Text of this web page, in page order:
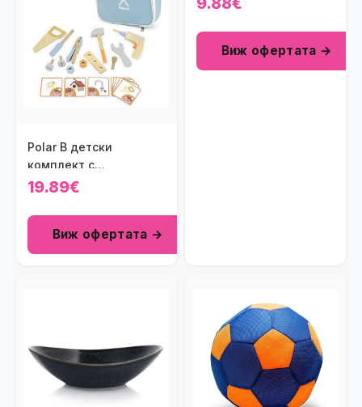
Polar B детски
комплект с
инструменти в чанта
19.89€
Виж офертата →
Виж офертата →